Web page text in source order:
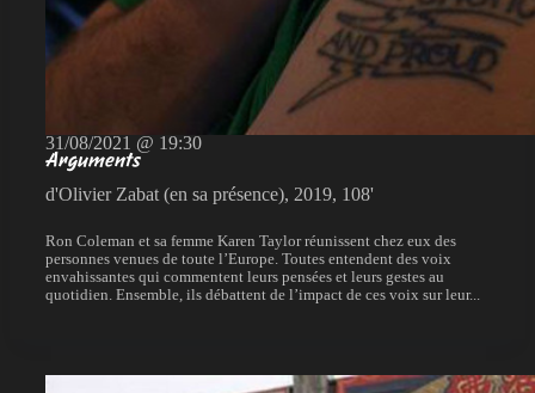
31/08/2021 @ 19:30
Arguments
d'Olivier Zabat (en sa présence), 2019, 108'
Ron Coleman et sa femme Karen Taylor réunissent chez eux des
personnes venues de toute l’Europe. Toutes entendent des voix
envahissantes qui commentent leurs pensées et leurs gestes au
quotidien. Ensemble, ils débattent de l’impact de ces voix sur leur...